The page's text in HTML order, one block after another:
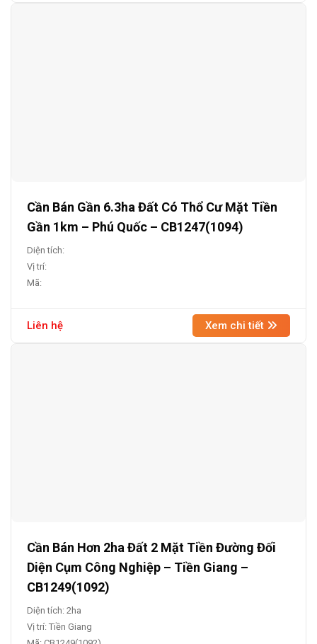
Cần Bán Gần 6.3ha Đất Có Thổ Cư Mặt Tiền
Gần 1km – Phú Quốc – CB1247(1094)
Diện tích:
Vị trí:
Mã:
Liên hệ Xem chi tiết
Cần Bán Hơn 2ha Đất 2 Mặt Tiền Đường Đối
Diện Cụm Công Nghiệp – Tiền Giang –
CB1249(1092)
Diện tích: 2ha
Vị trí: Tiền Giang